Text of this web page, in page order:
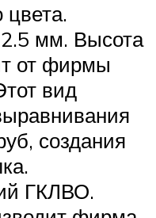
мм. Высота
от фирмы
вид
создания
ГКЛВО.